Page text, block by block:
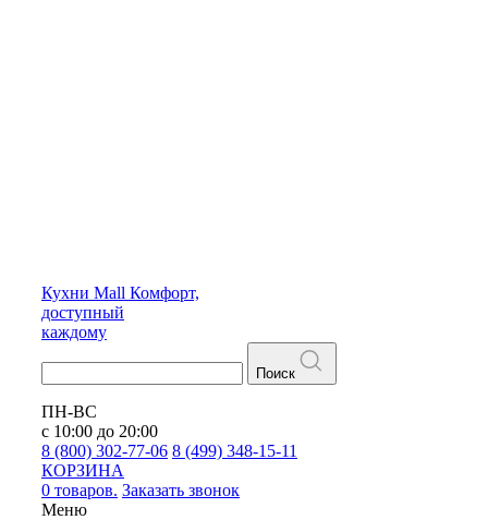
Кухни Mall Комфорт,
доступный
каждому
Поиск
ПН-ВС
с 10:00 до 20:00
8 (800) 302-77-06 8 (499) 348-15-11
КОРЗИНА
0 товаров. Заказать звонок
Меню